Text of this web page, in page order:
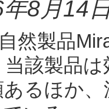
8月14
然製品
該製品
るほか